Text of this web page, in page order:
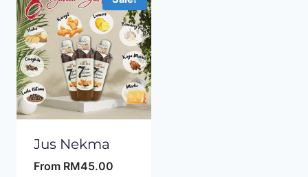
Jus Nekma
From RM45.00